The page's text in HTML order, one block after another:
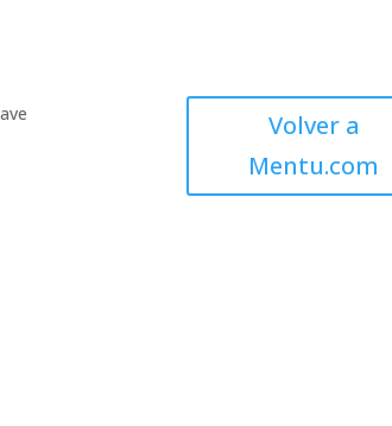
Volver a
Mentu.com